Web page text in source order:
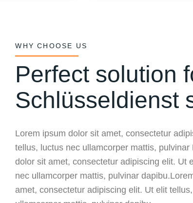
WHY CHOOSE US
Perfect solution
Schlüsseldienst
Lorem ipsum dolor sit amet, consectetur
tellus, luctus nec ullamcorper mattis, pulvinar
dolor sit amet, consectetur adipiscing elit. Ut
nec ullamcorper mattis, pulvinar
amet, consectetur adipiscing elit. Ut elit